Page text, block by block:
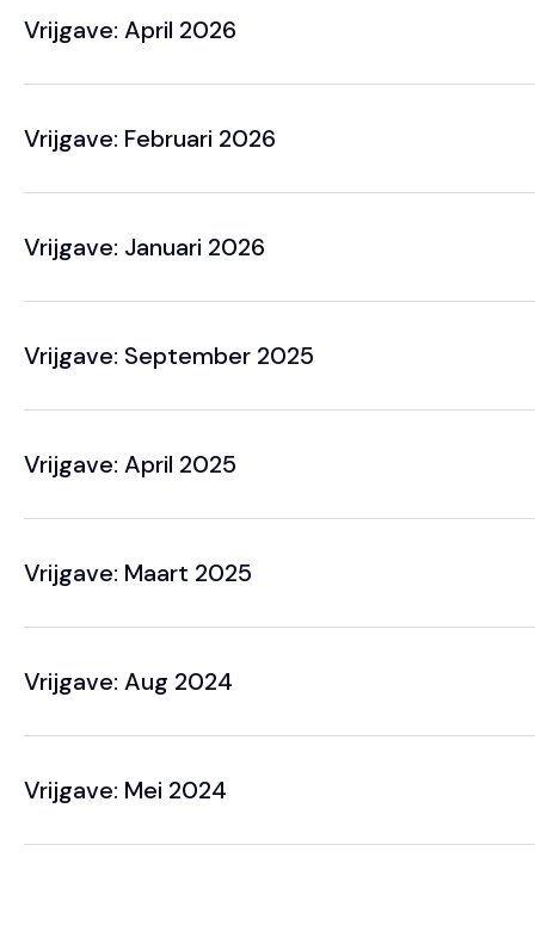
Vrijgave: April 2026
Vrijgave: Februari 2026
Vrijgave: Januari 2026
Vrijgave: September 2025
Vrijgave: April 2025
Vrijgave: Maart 2025
Vrijgave: Aug 2024
Vrijgave: Mei 2024